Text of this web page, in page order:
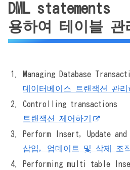
DML statements
용하여 테이블 관
Managing Database
데이터베이스 트랜잭션 관리
Controlling transactions
트랜잭션 제어하기
Perform Insert, Update
삽입, 업데이트 및 삭제 조
Performing multi table